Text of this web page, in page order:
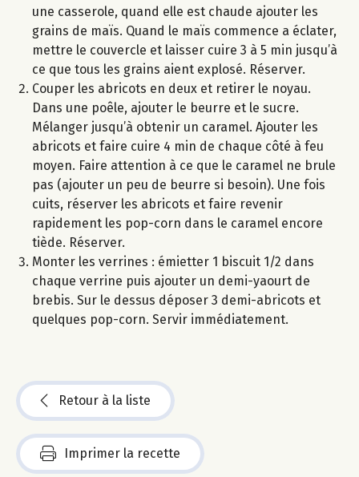
une casserole, quand elle est chaude ajouter les
grains de maïs. Quand le maïs commence a éclater,
mettre le couvercle et laisser cuire 3 à 5 min jusqu’à
ce que tous les grains aient explosé. Réserver.
Couper les abricots en deux et retirer le noyau.
Dans une poêle, ajouter le beurre et le sucre.
Mélanger jusqu’à obtenir un caramel. Ajouter les
abricots et faire cuire 4 min de chaque côté à feu
moyen. Faire attention à ce que le caramel ne brule
pas (ajouter un peu de beurre si besoin). Une fois
cuits, réserver les abricots et faire revenir
rapidement les pop-corn dans le caramel encore
tiède. Réserver.
Monter les verrines : émietter 1 biscuit 1/2 dans
chaque verrine puis ajouter un demi-yaourt de
brebis. Sur le dessus déposer 3 demi-abricots et
quelques pop-corn. Servir immédiatement.
Retour à la liste
Imprimer la recette